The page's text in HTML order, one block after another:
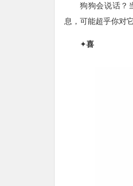
狗狗会说话？
息，可能超乎你对
✦喜